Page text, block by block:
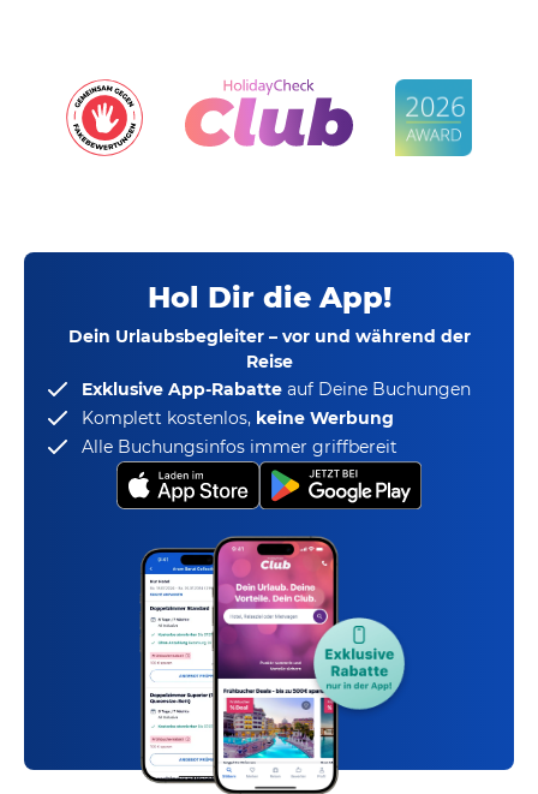
Hol Dir die App!
Dein Urlaubsbegleiter – vor und während der
Reise
Exklusive App-Rabatte auf Deine Buchungen
Komplett kostenlos, keine Werbung
Alle Buchungsinfos immer griffbereit